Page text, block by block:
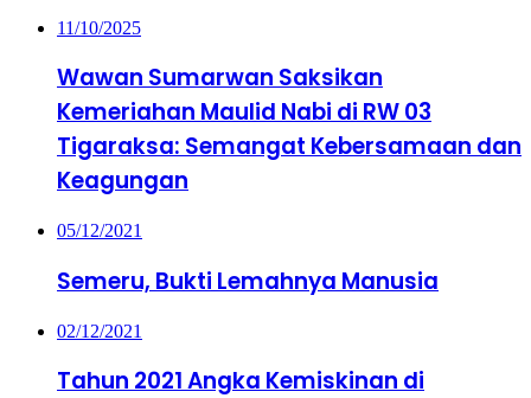
11/10/2025
Wawan Sumarwan Saksikan
Kemeriahan Maulid Nabi di RW 03
Tigaraksa: Semangat Kebersamaan dan
Keagungan
05/12/2021
Semeru, Bukti Lemahnya Manusia
02/12/2021
Tahun 2021 Angka Kemiskinan di